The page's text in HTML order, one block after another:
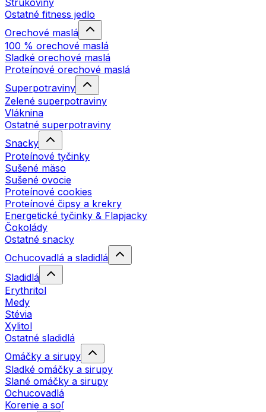
Strukoviny
Ostatné fitness jedlo
Orechové maslá
100 % orechové maslá
Sladké orechové maslá
Proteínové orechové maslá
Superpotraviny
Zelené superpotraviny
Vláknina
Ostatné superpotraviny
Snacky
Proteínové tyčinky
Sušené mäso
Sušené ovocie
Proteínové cookies
Proteínové čipsy a krekry
Energetické tyčinky & Flapjacky
Čokolády
Ostatné snacky
Ochucovadlá a sladidlá
Sladidlá
Erythritol
Medy
Stévia
Xylitol
Ostatné sladidlá
Omáčky a sirupy
Sladké omáčky a sirupy
Slané omáčky a sirupy
Ochucovadlá
Korenie a soľ